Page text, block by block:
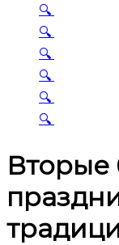
🔍
🔍
🔍
🔍
🔍
🔍
Вторые